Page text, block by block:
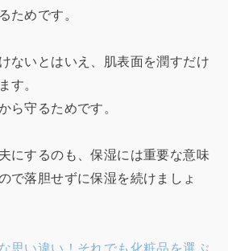
ためです。
ないとはいえ、肌表面を潤すだけ
す。
ら守るためです。
にするのも、保湿には重要な意味
で落胆せずに保湿を続けましょ
思い違い！それでも化粧品を選ぶ